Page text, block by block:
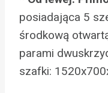
posiadająca 5
środkową
parami
szafki: